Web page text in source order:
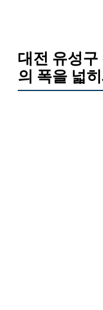
대전 유성
의 폭을 넓